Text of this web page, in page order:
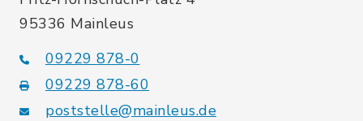
95336 Mainleus
09229 878-0
09229 878-60
poststelle@mainleus.de